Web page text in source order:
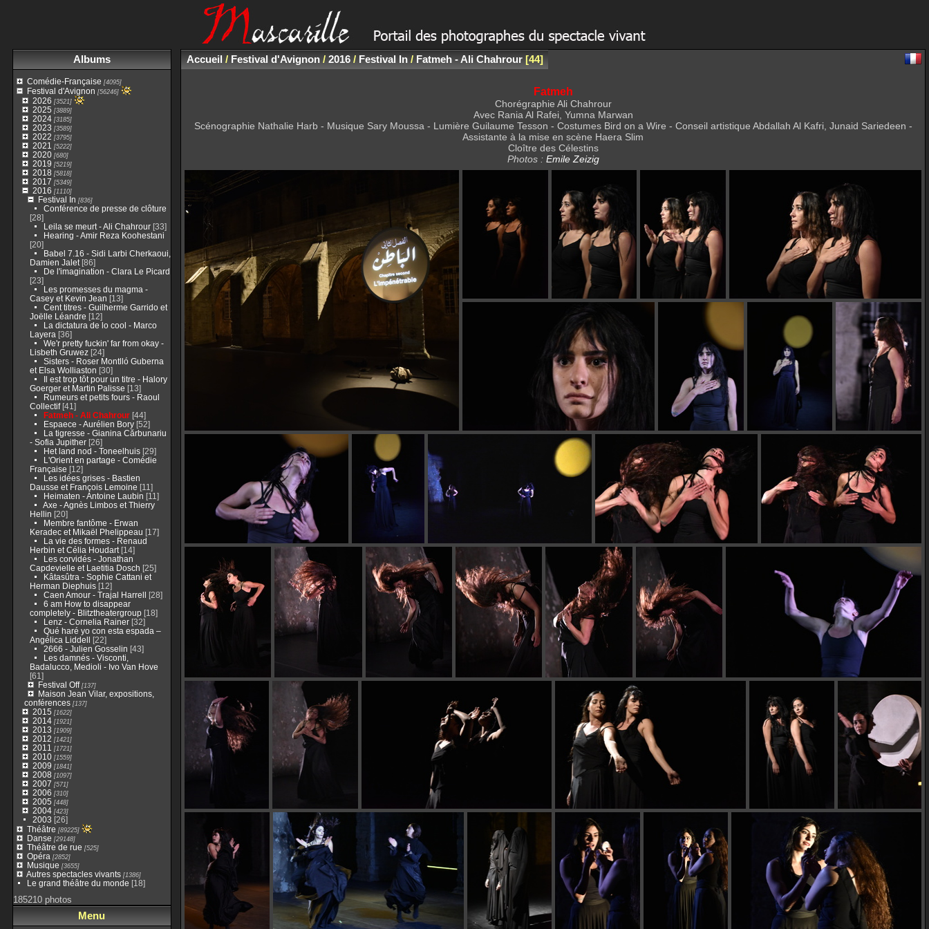
Albums
Comédie-Française [4095]
Festival d'Avignon [56246]
2026 [3521]
2025 [3889]
2024[3185]
2023 [3589]
2022 [3795]
2021 [5222]
2020[680]
2019 [5219]
2018 [5818]
2017 [5349]
2016 [1110]
Festival In [836]
Conférence de presse de clôture
[28]
Leila se meurt - Ali Chahrour[33]
Hearing - Amir Reza Koohestani
[20]
Babel 7.16 - Sidi Larbi Cherkaoui,
Damien Jalet[86]
De l'imagination - Clara Le Picard
[23]
Les promesses du magma -
Casey et Kevin Jean [13]
Cent titres - Guilherme Garrido et
Joëlle Léandre [12]
La dictatura de lo cool - Marco
Layera [36]
We'r pretty fuckin' far from okay -
Lisbeth Gruwez[24]
Sisters - Roser Montlló Guberna
et Elsa Wolliaston [30]
Il est trop tôt pour un titre - Halory
Goerger et Martin Palisse [13]
Rumeurs et petits fours - Raoul
Collectif[41]
Fatmeh - Ali Chahrour[44]
Espaece - Aurélien Bory[52]
La tigresse - Gianina Cărbunariu
- Sofia Jupither[26]
Het land nod - Toneelhuis[29]
L'Orient en partage - Comédie
Française [12]
Les idées grises - Bastien
Dausse et François Lemoine [11]
Heimaten - Antoine Laubin [11]
Axe - Agnès Limbos et Thierry
Hellin [20]
Membre fantôme - Erwan
Keradec et Mikaël Phelippeau [17]
La vie des formes - Renaud
Herbin et Célia Houdart[14]
Les corvidés - Jonathan
Capdevielle et Laetitia Dosch [25]
Kâtasûtra - Sophie Cattani et
Herman Diephuis[12]
Caen Amour - Trajal Harrell [28]
6 am How to disappear
completely - Blitztheatergroup[18]
Lenz - Cornelia Rainer[32]
Qué haré yo con esta espada –
Angélica Liddell [22]
2666 - Julien Gosselin [43]
Les damnés - Visconti,
Badalucco, Medioli - Ivo Van Hove
[61]
Festival Off[137]
Maison Jean Vilar, expositions,
conférences[137]
2015 [1622]
2014[1921]
2013 [1909]
2012 [1421]
2011 [1721]
2010[1559]
2009 [1841]
2008 [1097]
2007 [571]
2006 [310]
2005 [448]
2004[423]
2003 [26]
Théâtre [89225]
Danse [29148]
Théâtre de rue [525]
Opéra [2852]
Musique [3655]
Autres spectacles vivants[1386]
Le grand théâtre du monde [18]
185210 photos
Menu
Accueil/ Festival d'Avignon/ 2016/ Festival In/ Fatmeh - Ali Chahrour 44
Fatmeh
Chorégraphie Ali Chahrour
Avec Rania Al Rafei, Yumna Marwan
Scénographie Nathalie Harb - Musique Sary Moussa - Lumière Guilaume Tesson - Costumes Bird on a Wire - Conseil artistique Abdallah Al Kafri, Junaid Sariedeen -
Assistante à la mise en scène Haera Slim
Cloître des Célestins
Photos : Emile Zeizig